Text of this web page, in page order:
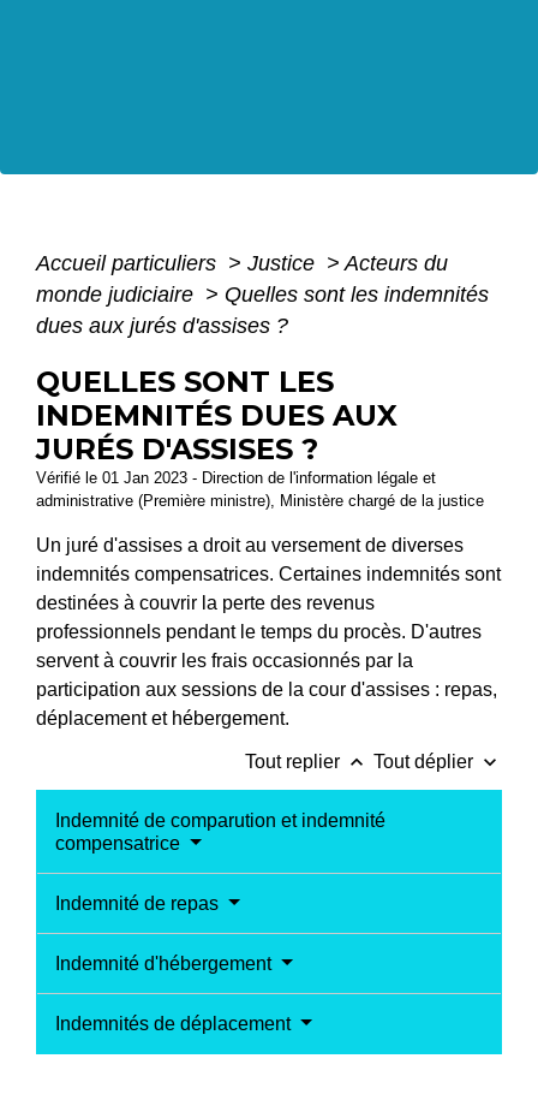
Accueil particuliers > Justice > Acteurs du
monde judiciaire > Quelles sont les indemnités
dues aux jurés d'assises ?
QUELLES SONT LES
INDEMNITÉS DUES AUX
JURÉS D'ASSISES ?
Vérifié le 01 Jan 2023 - Direction de l'information légale et
administrative (Première ministre), Ministère chargé de la justice
Un juré d'assises a droit au versement de diverses
indemnités compensatrices. Certaines indemnités sont
destinées à couvrir la perte des revenus
professionnels pendant le temps du procès. D'autres
servent à couvrir les frais occasionnés par la
participation aux sessions de la cour d'assises : repas,
déplacement et hébergement.
Tout replier keyboard_arrow_up Tout déplier keyboard_arrow_down
Indemnité de comparution et indemnité
compensatrice
Indemnité de repas
Indemnité d'hébergement
Indemnités de déplacement